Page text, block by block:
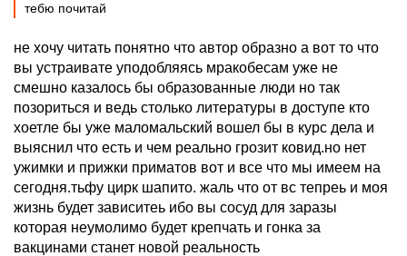
тебю почитай
не хочу читать понятно что автор образно а вот то что
вы устраивате уподобляясь мракобесам уже не
смешно казалось бы образованные люди но так
позориться и ведь столько литературы в доступе кто
хоетле бы уже маломальский вошел бы в курс дела и
выяснил что есть и чем реально грозит ковид.но нет
ужимки и прижки приматов вот и все что мы имеем на
сегодня.тьфу цирк шапито. жаль что от вс тепреь и моя
жизнь будет зависитеь ибо вы сосуд для заразы
которая неумолимо будет крепчать и гонка за
вакцинами станет новой реальность